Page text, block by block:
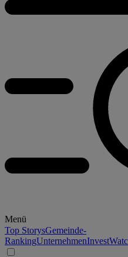
Menü
Top StorysGemeinde-
RankingUnternehmenInvest